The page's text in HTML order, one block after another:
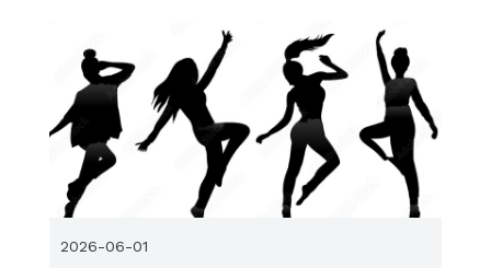
2026-06-01